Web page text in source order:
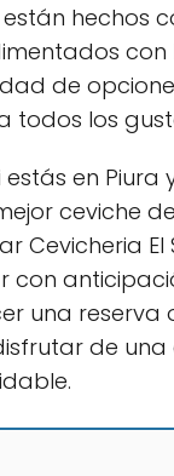
están hechos
con
de
todos los
estás en Piura
ceviche
Cevicheria El
con
una reserva
de una